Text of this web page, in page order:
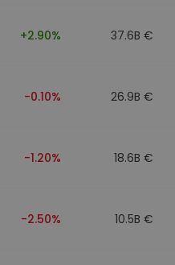
+2.90% 37.6B €
-0.10% 26.9B €
-1.20% 18.6B €
-2.50% 10.5B €